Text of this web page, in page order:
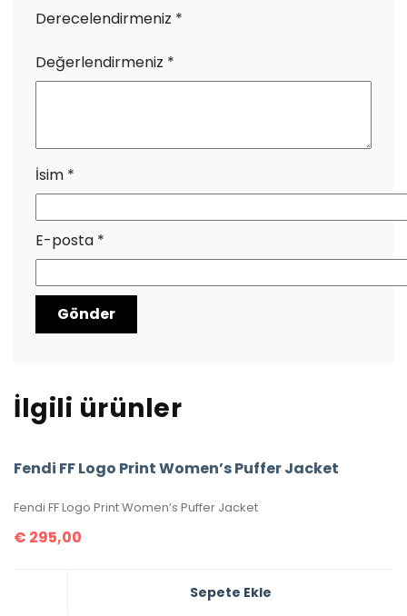
Derecelendirmeniz *
Değerlendirmeniz *
İsim *
E-posta *
İlgili ürünler
Fendi FF Logo Print Women’s Puffer Jacket
Fendi FF Logo Print Women’s Puffer Jacket
€ 295,00
Sepete Ekle